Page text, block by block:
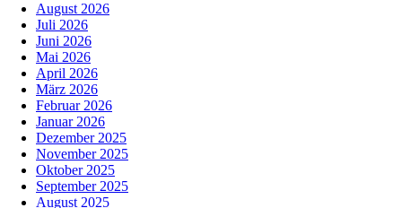
August 2026
Juli 2026
Juni 2026
Mai 2026
April 2026
März 2026
Februar 2026
Januar 2026
Dezember 2025
November 2025
Oktober 2025
September 2025
August 2025